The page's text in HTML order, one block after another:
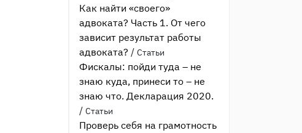
Как найти «своего»
адвоката? Часть 1. От чего
зависит результат работы
адвоката? / Статьи
Фискалы: пойди туда – не
знаю куда, принеси то – не
знаю что. Декларация 2020.
/ Статьи
Проверь себя на грамотность